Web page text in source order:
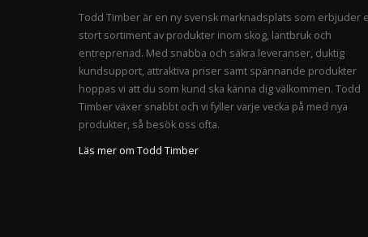
Todd Timber är en ny svensk marknadsplats som erbjuder
stort sortiment av produkter inom skog, lantbruk och
entreprenad. Med snabba och säkra leveranser, duktig
kundsupport, attraktiva priser samt spännande produkter
hoppas vi att du som kund ska känna dig välkommen. Todd
Timber växer snabbt och vi fyller varje vecka på med nya
produkter, så besök oss ofta.
Läs mer om Todd Timber